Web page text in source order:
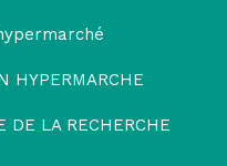
HYPERMARCHE
DE LA RECHERCHE